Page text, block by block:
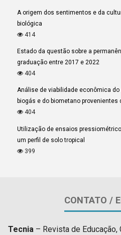
A origem dos sentimentos e da
biológica
414
Estado da questão sobre a
graduação entre 2017 e 2022
404
Análise de viabilidade econômica
biogás e do biometano
404
Utilização de ensaios
um perfil de solo tropical
399
CONTATO /
Tecnia – Revista de Educação,